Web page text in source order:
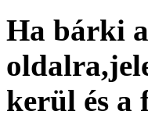
Ha bárki
kerül és